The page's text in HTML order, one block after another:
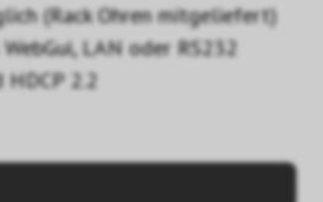
(Rack Ohren mitgeliefert)
LAN oder RS232
2.2